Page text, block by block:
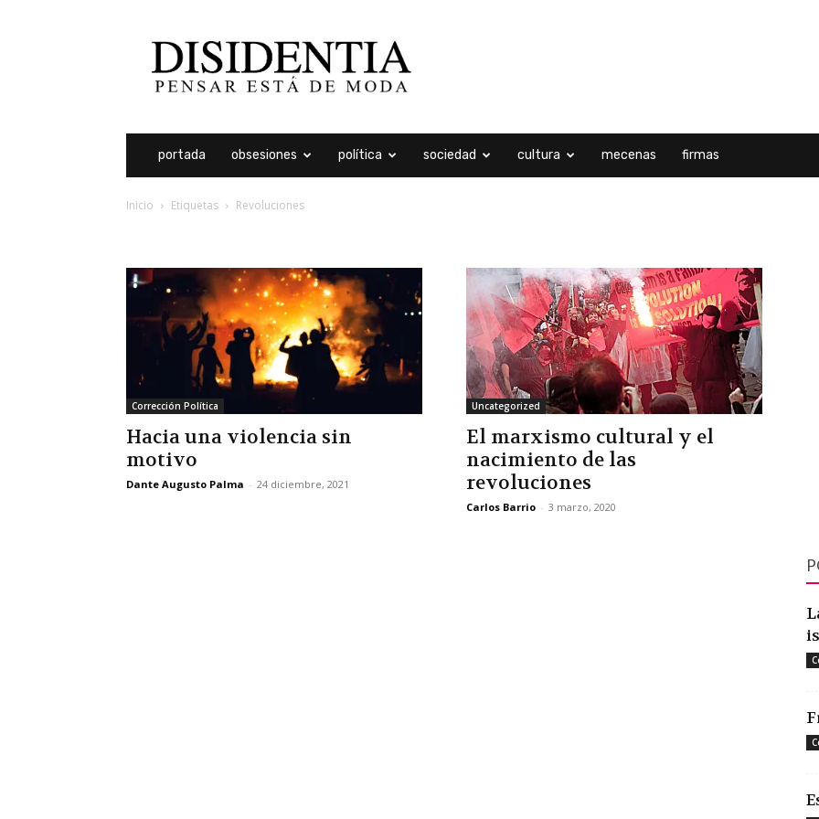
portada obsesiones política sociedad cultura mecenas firmas
Inicio Etiquetas Revoluciones
Corrección Política
Hacia una violencia sin
motivo
Dante Augusto Palma - 24 diciembre, 2021
Uncategorized
El marxismo cultural y el
nacimiento de las
revoluciones
Carlos Barrio - 3 marzo, 2020